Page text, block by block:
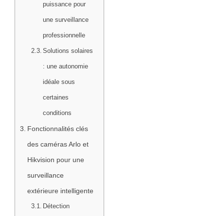
puissance pour
une surveillance
professionnelle
Solutions solaires
: une autonomie
idéale sous
certaines
conditions
Fonctionnalités clés
des caméras Arlo et
Hikvision pour une
surveillance
extérieure intelligente
Détection